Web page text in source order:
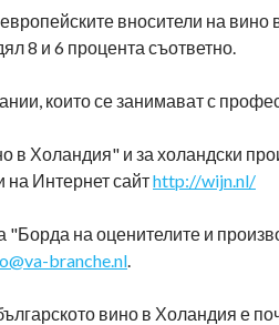
вносители на
8 и 6 процента съответно.
които се занимават с
Холандия" и за холандски
на Интернет сайтhttp://wijn.nl/
на оценителите и
branche.nl.
вино в Холандия е